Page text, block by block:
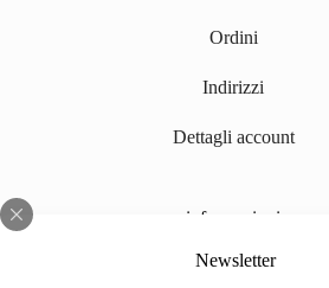
Newsletter
Ordini
Indirizzi
Dettagli account
informazioni
Chi siamo